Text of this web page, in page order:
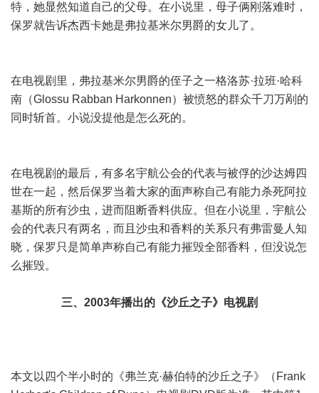
特，她显然知道自己的父母。在小说里，母子俩刚落难时，
保罗就告诉杰西卡她是弗拉基米尔男爵的女儿了。
在电视剧里，弗拉基米尔男爵的侄子之一格洛苏·拉班·哈科
南（Glossu Rabban Harkonnen）被愤怒的群众千刀万剐的
同时斩首。小说没提他是怎么死的。
在电视剧的最后，有多名宇航公会的代表与被俘的沙达姆四
世在一起，然后保罗当着大家的面声称自己有能力杀死阿拉
基斯的所有沙虫，进而阻断香料供应。但在小说里，宇航公
会的代表只有两名，而且沙虫和香料的关系只有弗雷曼人知
晓，保罗只是简单声称自己有能力摧毁全部香料，但没说怎
么摧毁。
三、2003年播出的《沙丘之子》电视剧
本文以四个半小时的《弗兰克·赫伯特的沙丘之子》（Frank